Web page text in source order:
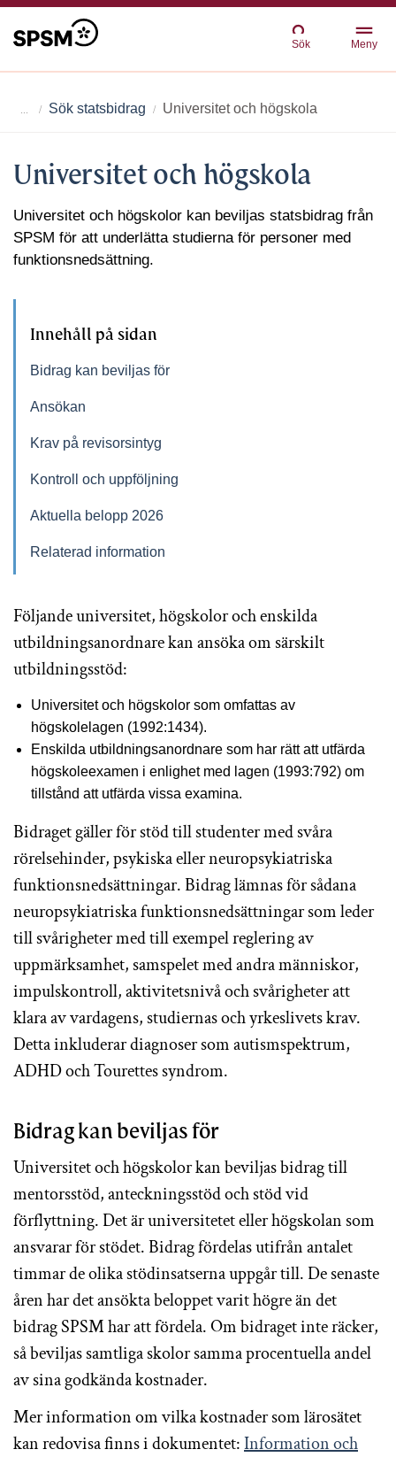
Sök Meny
Sök statsbidrag Universitet och högskola
Universitet och högskola
Universitet och högskolor kan beviljas statsbidrag från
SPSM för att underlätta studierna för personer med
funktionsnedsättning.
Innehåll på sidan
Bidrag kan beviljas för
Ansökan
Krav på revisorsintyg
Kontroll och uppföljning
Aktuella belopp 2026
Relaterad information
Följande universitet, högskolor och enskilda
utbildningsanordnare kan ansöka om särskilt
utbildningsstöd:
Universitet och högskolor som omfattas av
högskolelagen (1992:1434).
Enskilda utbildningsanordnare som har rätt att utfärda
högskoleexamen i enlighet med lagen (1993:792) om
tillstånd att utfärda vissa examina.
Bidraget gäller för stöd till studenter med svåra
rörelsehinder, psykiska eller neuropsykiatriska
funktionsnedsättningar. Bidrag lämnas för sådana
neuropsykiatriska funktionsnedsättningar som leder
till svårigheter med till exempel reglering av
uppmärksamhet, samspelet med andra människor,
impulskontroll, aktivitetsnivå och svårigheter att
klara av vardagens, studiernas och yrkeslivets krav.
Detta inkluderar diagnoser som autismspektrum,
ADHD och Tourettes syndrom.
Bidrag kan beviljas för
Universitet och högskolor kan beviljas bidrag till
mentorsstöd, anteckningsstöd och stöd vid
förflyttning. Det är universitetet eller högskolan som
ansvarar för stödet. Bidrag fördelas utifrån antalet
timmar de olika stödinsatserna uppgår till. De senaste
åren har det ansökta beloppet varit högre än det
bidrag SPSM har att fördela. Om bidraget inte räcker,
så beviljas samtliga skolor samma procentuella andel
av sina godkända kostnader.
Mer information om vilka kostnader som lärosätet
kan redovisa finns i dokumentet:Information och